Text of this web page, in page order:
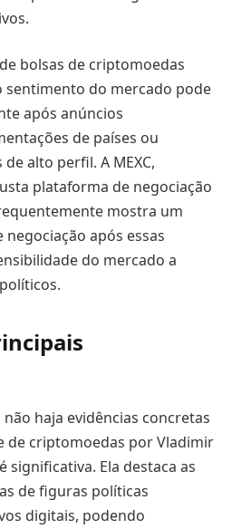
bolsas de criptomoedas
sentimento do mercado pode
após anúncios
de países ou
alto perfil. A MEXC,
plataforma de negociação
mostra um
após essas
do mercado a
haja evidências concretas
de criptomoedas por Vladimir
significativa. Ela destaca as
de figuras políticas
digitais, podendo